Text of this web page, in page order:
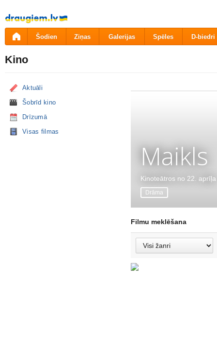
Pāriet
uz
saturu
Šodien Ziņas Galerijas Spēles D-biedri
Kino
Aktuāli
Šobrīd kino
Drīzumā
Visas filmas
Maikls
Kinoteātros no 22. aprīļa
Drāma
Filmu meklēšana